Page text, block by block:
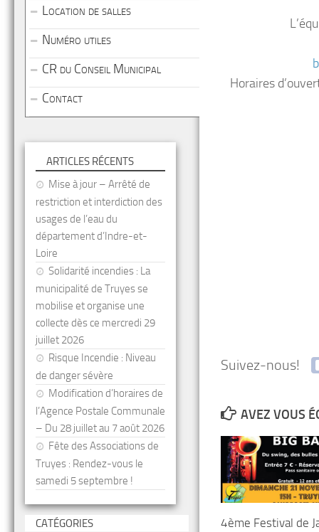
Horaires
Suivez-nous!
AVEZ VOUS
4ème Festival de
Location de salles
Numéro utiles
CR du Conseil Municipal
Contact
ARTICLES RÉCENTS
Mise à jour – Arrêté de
restriction et interdiction des
usages de l’eau du
département d’Indre-et-
Loire
Solidarité incendies : La
municipalité de Truyes se
mobilise et organise une
collecte dès ce mercredi 29
juillet 2026
Risque Incendie : Niveau
de danger sévère
Modification d’horaires de
l’Agence Postale Communale
– Du 28 juillet au 7 août 2026
Fête des Associations de
Truyes : Rendez-vous le
samedi 5 septembre !
CATÉGORIES